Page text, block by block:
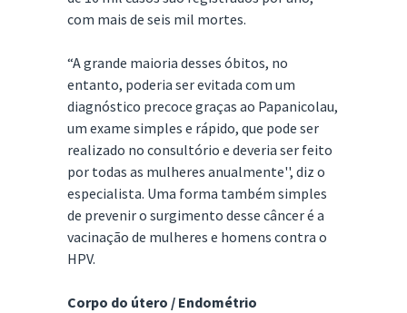
com mais de seis mil mortes.
“A grande maioria desses óbitos, no
entanto, poderia ser evitada com um
diagnóstico precoce graças ao Papanicolau,
um exame simples e rápido, que pode ser
realizado no consultório e deveria ser feito
por todas as mulheres anualmente'', diz o
especialista. Uma forma também simples
de prevenir o surgimento desse câncer é a
vacinação de mulheres e homens contra o
HPV.
Corpo do útero / Endométrio